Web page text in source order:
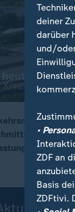
00:20vor Ort
deiner
darüber
und/
•
ZDF an
Basis
ZDFtivi.